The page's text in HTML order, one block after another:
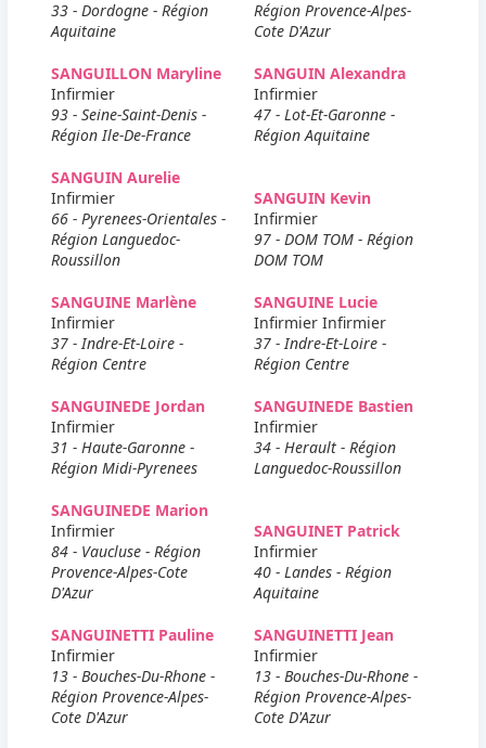
33 - Dordogne - Région
Aquitaine
Région Provence-Alpes-
Cote D'Azur
SANGUILLON Maryline
Infirmier
93 - Seine-Saint-Denis -
Région Ile-De-France
SANGUIN Alexandra
Infirmier
47 - Lot-Et-Garonne -
Région Aquitaine
SANGUIN Aurelie
Infirmier
66 - Pyrenees-Orientales -
Région Languedoc-
Roussillon
SANGUIN Kevin
Infirmier
97 - DOM TOM - Région
DOM TOM
SANGUINE Marlène
Infirmier
37 - Indre-Et-Loire -
Région Centre
SANGUINE Lucie
Infirmier Infirmier
37 - Indre-Et-Loire -
Région Centre
SANGUINEDE Jordan
Infirmier
31 - Haute-Garonne -
Région Midi-Pyrenees
SANGUINEDE Bastien
Infirmier
34 - Herault - Région
Languedoc-Roussillon
SANGUINEDE Marion
Infirmier
84 - Vaucluse - Région
Provence-Alpes-Cote
D'Azur
SANGUINET Patrick
Infirmier
40 - Landes - Région
Aquitaine
SANGUINETTI Pauline
Infirmier
13 - Bouches-Du-Rhone -
Région Provence-Alpes-
Cote D'Azur
SANGUINETTI Jean
Infirmier
13 - Bouches-Du-Rhone -
Région Provence-Alpes-
Cote D'Azur